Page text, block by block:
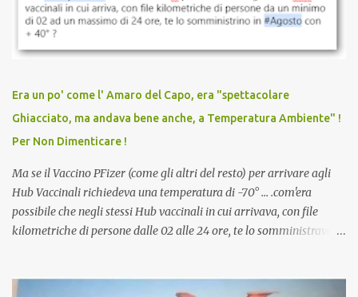
discriminazioni per coloro che non l’hanno fatto. Se non sei stato
vaccinato, nessuno aveva prima cercato di farti sentire una
persona cattiva. Non avevamo mai visto un vaccino che minacci le
vaccino usato per minacciare i mezzi di sussistenza, il lavoro o la
scuola. Non avevamo mai visto un vaccino che permettesse a un
dodicenne di ignorare il consenso dei genitori. Dopo tutti i vaccini
che abbiamo elencato sopra...
Era un po' come l' Amaro del Capo, era "spettacolare
Ghiacciato, ma andava bene anche, a Temperatura Ambiente" !
Per Non Dimenticare !
Ma se il Vaccino PFizer (come gli altri del resto) per arrivare agli
Hub Vaccinali richiedeva una temperatura di -70° ... .com'era
possibile che negli stessi Hub vaccinali in cui arrivava, con file
kilometriche di persone dalle 02 alle 24 ore, te lo somministravano
Vaccino come: l' Amaro del Capo, era "spettacolare Ghiacciato, ma